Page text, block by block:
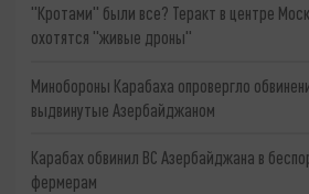
"Кротами" были все? Теракт в центре
охотятся "живые дроны"
Минобороны Карабаха опровергло
выдвинутые Азербайджаном
Карабах обвинил ВС Азербайджана в
фермерам